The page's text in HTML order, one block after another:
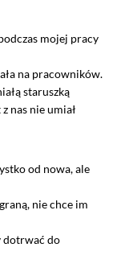
mojej pracy
na pracowników.
staruszką
nas nie umiał
od nowa, ale
nie chce im
dotrwać do